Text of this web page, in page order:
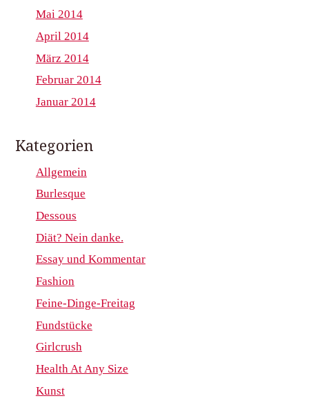
Mai 2014
April 2014
März 2014
Februar 2014
Januar 2014
Kategorien
Allgemein
Burlesque
Dessous
Diät? Nein danke.
Essay und Kommentar
Fashion
Feine-Dinge-Freitag
Fundstücke
Girlcrush
Health At Any Size
Kunst